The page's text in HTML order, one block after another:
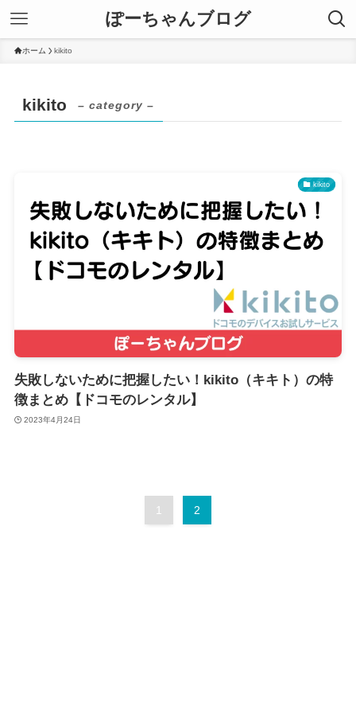
ぽーちゃんブログ
ホーム kikito
kikito – category –
kikito
失敗しないために把握したい！kikito（キキト）の特
徴まとめ【ドコモのレンタル】
2023年4月24日
1 2